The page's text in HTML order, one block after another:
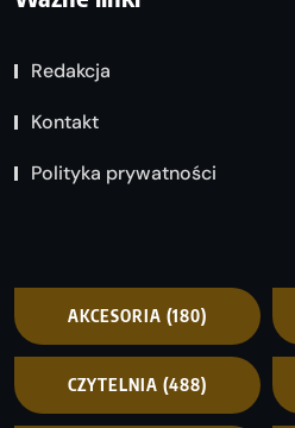
Redakcja
Kontakt
Polityka prywatności
AKCESORIA (180)
CZYTELNIA (488)